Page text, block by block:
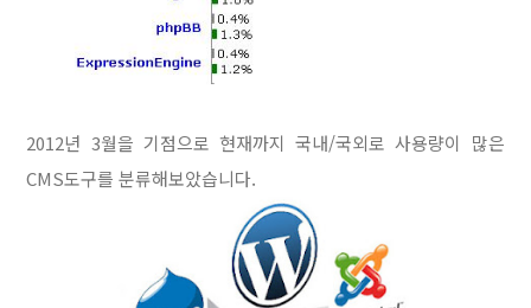
2012년 3월을 기점으로 현재까지 국내/국외로 사용량이 많은
CMS도구를 분류해보았습니다.